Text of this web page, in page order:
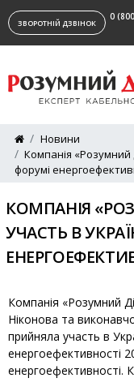
ЗВОРОТНІЙ ДЗВІНОК
0
Новини
Компанія «Розумний
форумі
КОМПАНІЯ
УЧАСТЬ В
Компанія «Розумний
Ніконова та
прийняла участь в
енергоефективності
енергоефективності.